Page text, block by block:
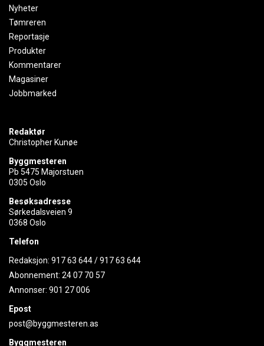
Nyheter
Tømreren
Reportasje
Produkter
Kommentarer
Magasiner
Jobbmarked
Redaktør
Christopher Kunøe
Byggmesteren
Pb 5475 Majorstuen
0305 Oslo
Besøksadresse
Sørkedalsveien 9
0368 Oslo
Telefon
Redaksjon: 917 63 644/917 63 644
Abonnement: 24 07 70 57
Annonser: 901 27 006
Epost
post@byggmesteren.as
Byggmesteren